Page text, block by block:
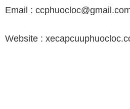
Email :
Website :